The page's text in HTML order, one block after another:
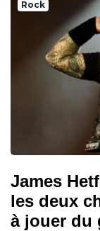
Rock
James
les deux
à jouer du